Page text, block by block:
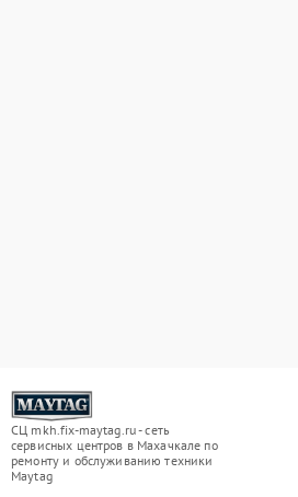
СЦ mkh.fix-maytag.ru - сеть
сервисных центров в Махачкале по
ремонту и обслуживанию техники
Maytag